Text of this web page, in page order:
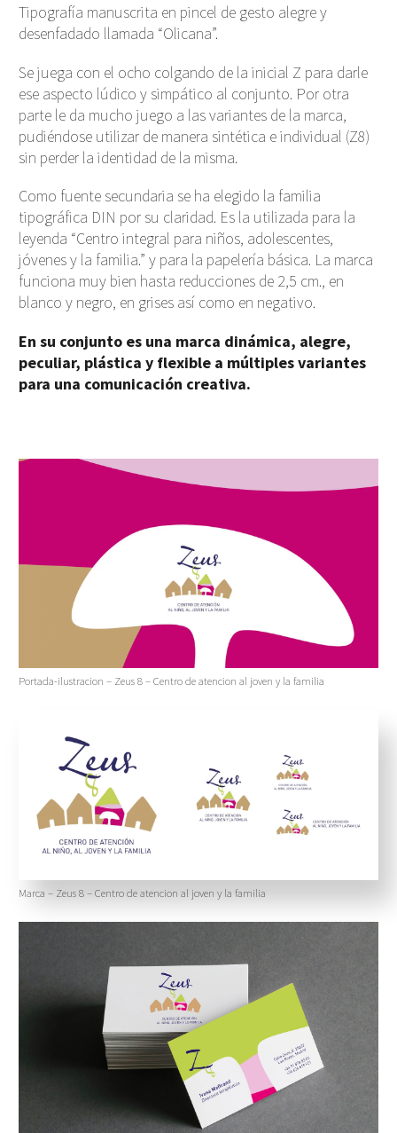
Tipografía manuscrita en pincel de gesto alegre y
desenfadado llamada “Olicana”.
Se juega con el ocho colgando de la inicial Z para darle
ese aspecto lúdico y simpático al conjunto. Por otra
parte le da mucho juego a las variantes de la marca,
pudiéndose utilizar de manera sintética e individual (Z8)
sin perder la identidad de la misma.
Como fuente secundaria se ha elegido la familia
tipográfica DIN por su claridad. Es la utilizada para la
leyenda “Centro integral para niños, adolescentes,
jóvenes y la familia.” y para la papelería básica. La marca
funciona muy bien hasta reducciones de 2,5 cm., en
blanco y negro, en grises así como en negativo.
En su conjunto es una marca dinámica, alegre,
peculiar, plástica y flexible a múltiples variantes
para una comunicación creativa.
Portada-ilustracion – Zeus 8 – Centro de atencion al joven y la familia
Marca – Zeus 8 – Centro de atencion al joven y la familia